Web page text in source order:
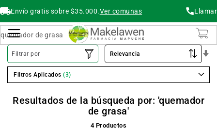
Envío gratis sobre $35.000.Ver comunas Llamar
Resultados de la búsqueda por: 'quemador
de grasa'
4Productos
Filtrar por
Filtros Aplicados